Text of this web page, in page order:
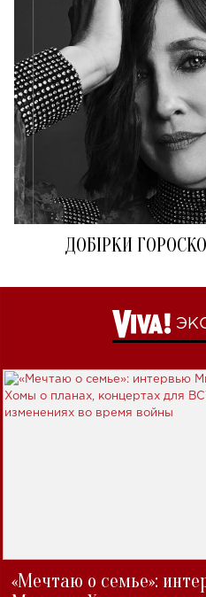
ДОБІРКИ
«Мечтаю о семье»: